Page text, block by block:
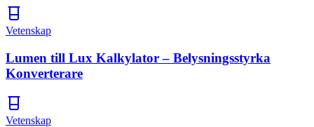
Vetenskap
Lumen till Lux Kalkylator – Belysningsstyrka
Konverterare
Vetenskap